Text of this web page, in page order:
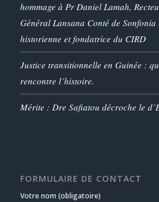
hommage à Pr Daniel Lamah,
Général Lansana Conté de
historienne et fondatrice du CIRD
Justice transitionnelle en Guinée :
rencontre l’histoire.
Mérite : Dre Safiatou décroche le
FORMULAIRE DE CONTACT
Votre nom (obligatoire)